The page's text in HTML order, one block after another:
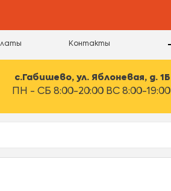
Контакты
с.Габишево, ул. Яблоневая, д. 1Б
ПН - СБ 8:00-20:00 ВС 8:00-19:00